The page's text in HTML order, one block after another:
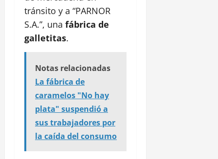
tránsito y a “PARNOR
S.A.”, una fábrica de
galletitas.
Notas relacionadas
La fábrica de
caramelos "No hay
plata" suspendió a
sus trabajadores por
la caída del consumo